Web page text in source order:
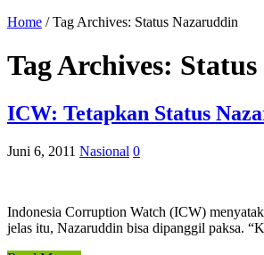
Home / Tag Archives: Status Nazaruddin
Tag Archives:
ICW: Tetapkan Status
Juni 6, 2011 Nasional 0
Indonesia Corruption Watch (ICW)
jelas itu, Nazaruddin bisa dipanggil paksa.